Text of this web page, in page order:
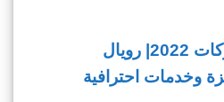
شركات نظافة للشركات 2022| رويال
وخدمات احترافية